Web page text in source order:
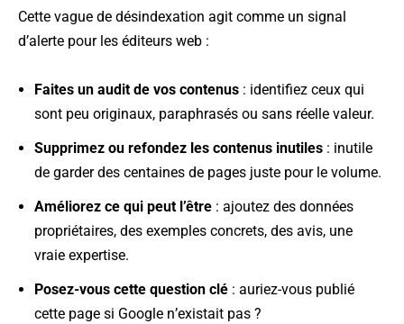
Cette vague de désindexation agit comme un signal
d’alerte pour les éditeurs web :
Faites un audit de vos contenus : identifiez ceux qui
sont peu originaux, paraphrasés ou sans réelle valeur.
Supprimez ou refondez les contenus inutiles : inutile
de garder des centaines de pages juste pour le volume.
Améliorez ce qui peut l’être : ajoutez des données
propriétaires, des exemples concrets, des avis, une
vraie expertise.
Posez-vous cette question clé : auriez-vous publié
cette page si Google n’existait pas ?